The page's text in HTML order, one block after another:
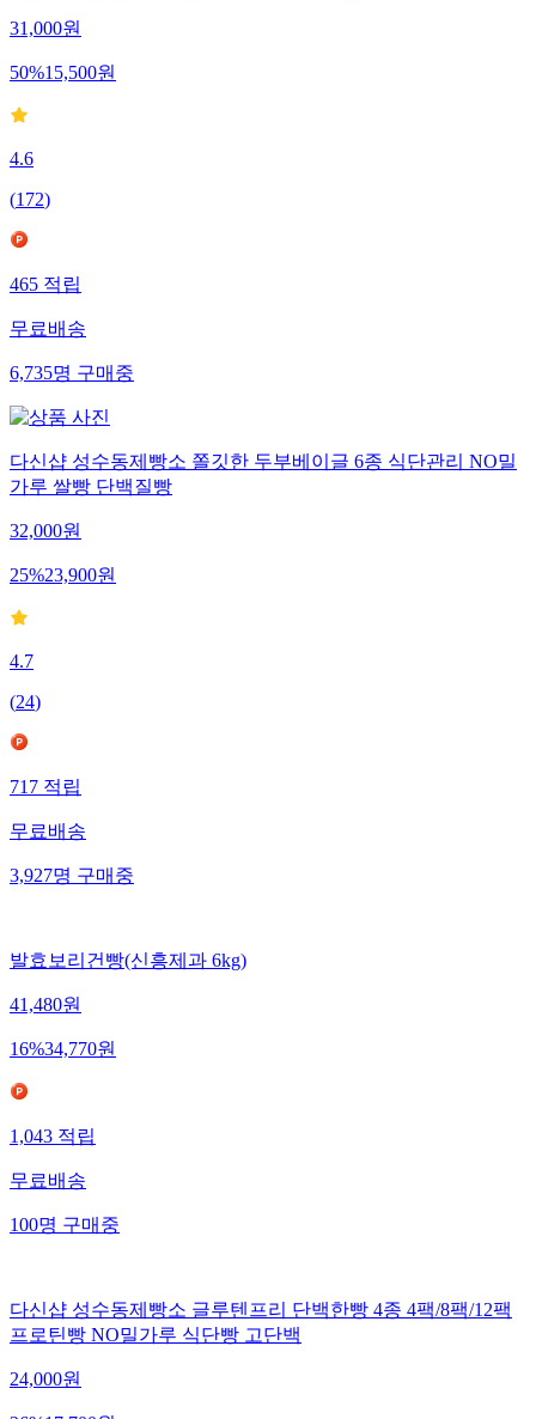
31,000원
50%15,500원
4.6
(172)
465적립
무료배송
6,735명구매중
다신샵 성수동제빵소 쫄깃한 두부베이글 6종 식단관리 NO밀
가루 쌀빵 단백질빵
32,000원
25%23,900원
4.7
(24)
717적립
무료배송
3,927명구매중
발효보리건빵(신흥제과 6kg)
41,480원
16%34,770원
1,043적립
무료배송
100명구매중
다신샵 성수동제빵소 글루텐프리 단백한빵 4종 4팩/8팩/12팩
프로틴빵 NO밀가루 식단빵 고단백
24,000원